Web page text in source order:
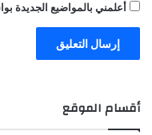
أعلمني بالمواضيع الجديدة
أقسام الموقع